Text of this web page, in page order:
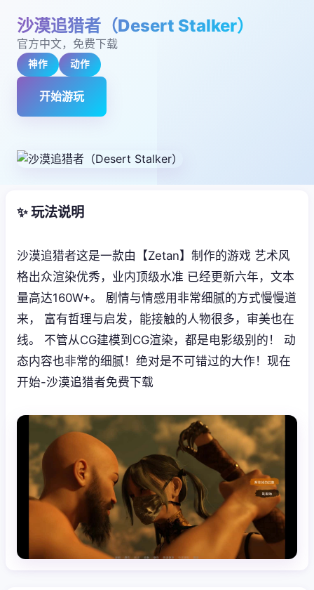
沙漠追猎者（Desert Stalker）
官方中文，免费下载
神作 动作
开始游玩
✨ 玩法说明
沙漠追猎者这是一款由【Zetan】制作的游戏 艺术风
格出众渲染优秀，业内顶级水准 已经更新六年，文本
量高达160W+。 剧情与情感用非常细腻的方式慢慢道
来， 富有哲理与启发，能接触的人物很多，审美也在
线。 不管从CG建模到CG渲染，都是电影级别的！ 动
态内容也非常的细腻！绝对是不可错过的大作！现在
开始-沙漠追猎者免费下载